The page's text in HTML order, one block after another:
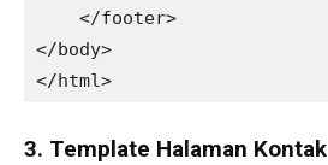
    </footer>
</body>
3. Template Halaman Kontak